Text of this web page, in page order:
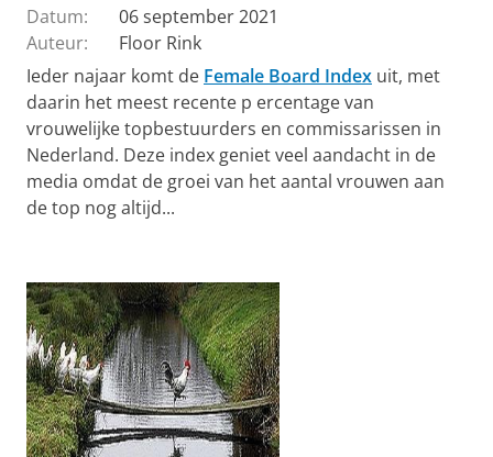
Datum:
06 september 2021
Auteur:
Floor Rink
Ieder najaar komt de Female Board Index uit, met
daarin het meest recente p ercentage van
vrouwelijke topbestuurders en commissarissen in
Nederland. Deze index geniet veel aandacht in de
media omdat de groei van het aantal vrouwen aan
de top nog altijd...